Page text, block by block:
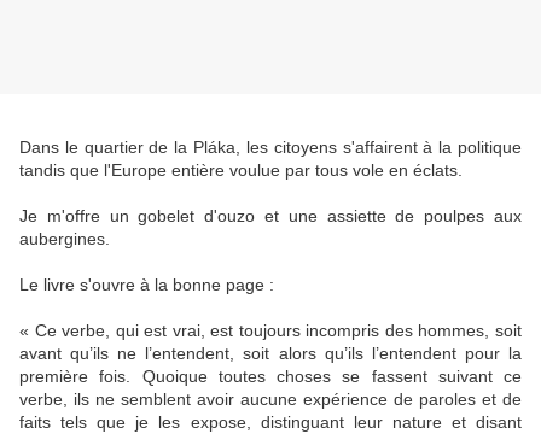
Dans le quartier de la Pláka, les citoyens s'affairent à la politique
tandis que l'Europe entière voulue par tous vole en éclats.
Je m'offre un gobelet d'ouzo et une assiette de poulpes aux
aubergines.
Le livre s'ouvre à la bonne page :
« Ce verbe, qui est vrai, est toujours incompris des hommes, soit
avant qu’ils ne l’entendent, soit alors qu’ils l’entendent pour la
première fois. Quoique toutes choses se fassent suivant ce
verbe, ils ne semblent avoir aucune expérience de paroles et de
faits tels que je les expose, distinguant leur nature et disant